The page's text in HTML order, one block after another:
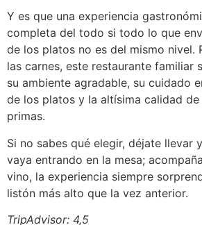
Y es que una experiencia
completa del todo si todo lo que
de los platos no es del mismo nivel.
las carnes, este restaurante familiar
su ambiente agradable, su cuidado
de los platos y la altísima calidad de
primas.
Si no sabes qué elegir, déjate llevar
vaya entrando en la mesa;
vino, la experiencia siempre
listón más alto que la vez anterior.
TripAdvisor: 4,5